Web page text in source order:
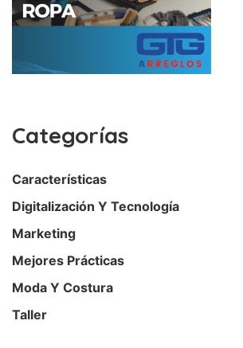
Categorías
Características
Digitalización Y Tecnología
Marketing
Mejores Prácticas
Moda Y Costura
Taller